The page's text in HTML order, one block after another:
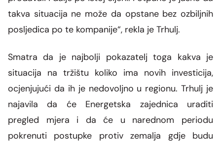
takva situacija ne može da opstane bez ozbiljnih
posljedica po te kompanije“, rekla je Trhulj.
Smatra da je najbolji pokazatelj toga kakva je
situacija na tržištu koliko ima novih investicija,
ocjenjujući da ih je nedovoljno u regionu.Trhulj je
najavila da će Energetska zajednica uraditi
pregled mjera i da će u narednom periodu
pokrenuti postupke protiv zemalja gdje budu